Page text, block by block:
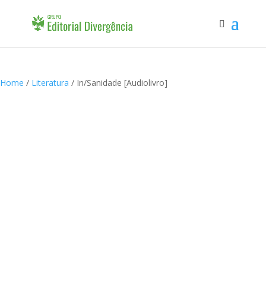
Home / Literatura / In/Sanidade [Audiolivro]